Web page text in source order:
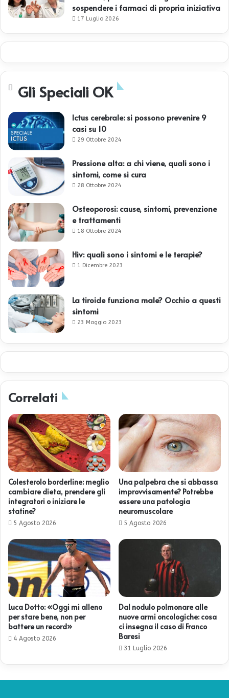
sospendere i farmaci di propria iniziativa
17 Luglio 2026
Gli Speciali OK
Ictus cerebrale: si possono prevenire 9
casi su 10
29 Ottobre 2024
Pressione alta: a chi viene, quali sono i
sintomi, come si cura
28 Ottobre 2024
Osteoporosi: cause, sintomi, prevenzione
e trattamenti
18 Ottobre 2024
Hiv: quali sono i sintomi e le terapie?
1 Dicembre 2023
La tiroide funziona male? Occhio a questi
sintomi
23 Maggio 2023
Correlati
Colesterolo borderline: meglio
cambiare dieta, prendere gli
integratori o iniziare le
statine?
5 Agosto 2026
Una palpebra che si abbassa
improvvisamente? Potrebbe
essere una patologia
neuromuscolare
5 Agosto 2026
Luca Dotto: «Oggi mi alleno
per stare bene, non per
battere un record»
4 Agosto 2026
Dal nodulo polmonare alle
nuove armi oncologiche: cosa
ci insegna il caso di Franco
Baresi
31 Luglio 2026